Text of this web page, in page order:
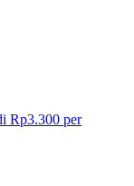
Rp3.300 per